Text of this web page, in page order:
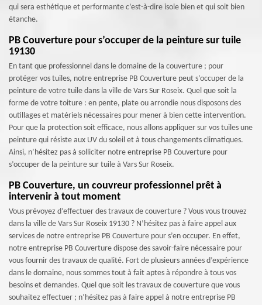
qui sera esthétique et performante c’est-à-dire isole bien et qui soit bien
étanche.
PB Couverture pour s’occuper de la peinture sur tuile
19130
En tant que professionnel dans le domaine de la couverture ; pour
protéger vos tuiles, notre entreprise PB Couverture peut s’occuper de la
peinture de votre tuile dans la ville de Vars Sur Roseix. Quel que soit la
forme de votre toiture : en pente, plate ou arrondie nous disposons des
outillages et matériels nécessaires pour mener à bien cette intervention.
Pour que la protection soit efficace, nous allons appliquer sur vos tuiles une
peinture qui résiste aux UV du soleil et à tous changements climatiques.
Ainsi, n’hésitez pas à solliciter notre entreprise PB Couverture pour
s’occuper de la peinture sur tuile à Vars Sur Roseix.
PB Couverture, un couvreur professionnel prêt à
intervenir à tout moment
Vous prévoyez d’effectuer des travaux de couverture ? Vous vous trouvez
dans la ville de Vars Sur Roseix 19130 ? N’hésitez pas à faire appel aux
services de notre entreprise PB Couverture pour s’en occuper. En effet,
notre entreprise PB Couverture dispose des savoir-faire nécessaire pour
vous fournir des travaux de qualité. Fort de plusieurs années d’expérience
dans le domaine, nous sommes tout à fait aptes à répondre à tous vos
besoins et demandes. Quel que soit les travaux de couverture que vous
souhaitez effectuer ; n’hésitez pas à faire appel à notre entreprise PB